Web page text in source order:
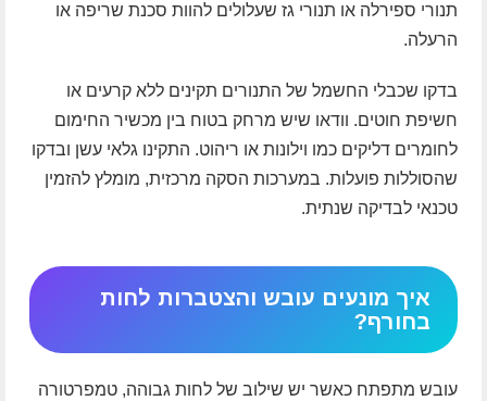
תנורי ספירלה או תנורי גז שעלולים להוות סכנת שריפה או
הרעלה.
בדקו שכבלי החשמל של התנורים תקינים ללא קרעים או
חשיפת חוטים. וודאו שיש מרחק בטוח בין מכשיר החימום
לחומרים דליקים כמו וילונות או ריהוט. התקינו גלאי עשן ובדקו
שהסוללות פועלות. במערכות הסקה מרכזית, מומלץ להזמין
טכנאי לבדיקה שנתית.
איך מונעים עובש והצטברות לחות
בחורף?
עובש מתפתח כאשר יש שילוב של לחות גבוהה, טמפרטורה